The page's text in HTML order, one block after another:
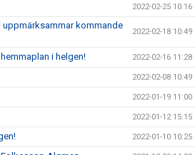
2022-02-25 10:16
kommande
2022-02-18 10:49
i helgen! 2022-02-16 11:28
2022-02-08 10:49
2022-01-19 11:00
2022-01-12 15:15
2022-01-10 10:25